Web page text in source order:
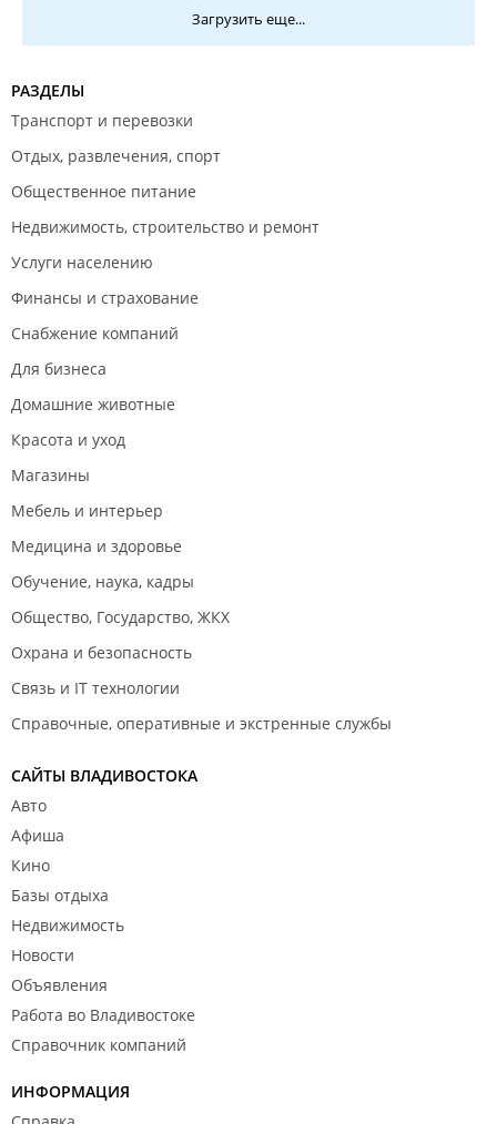
Загрузить еще...
РАЗДЕЛЫ
Транспорт и перевозки
Отдых, развлечения, спорт
Общественное питание
Недвижимость, строительство и ремонт
Услуги населению
Финансы и страхование
Снабжение компаний
Для бизнеса
Домашние животные
Красота и уход
Магазины
Мебель и интерьер
Медицина и здоровье
Обучение, наука, кадры
Общество, Государство, ЖКХ
Охрана и безопасность
Связь и IT технологии
Справочные, оперативные и экстренные службы
САЙТЫ ВЛАДИВОСТОКА
Авто
Афиша
Кино
Базы отдыха
Недвижимость
Новости
Объявления
Работа во Владивостоке
Справочник компаний
ИНФОРМАЦИЯ